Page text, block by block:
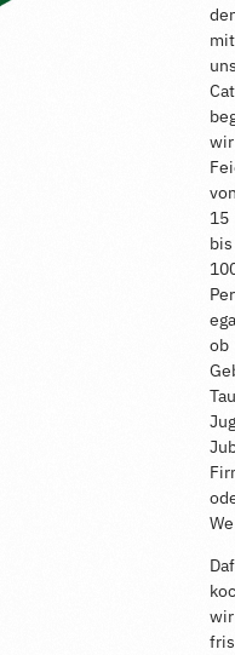
mit
wir
15
bis
ob
wir